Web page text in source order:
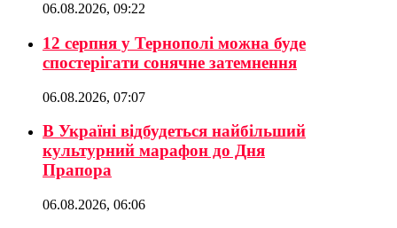
06.08.2026, 09:22
12 серпня у Тернополі можна буде
спостерігати сонячне затемнення
06.08.2026, 07:07
В Україні відбудеться найбільший
культурний марафон до Дня
Прапора
06.08.2026, 06:06